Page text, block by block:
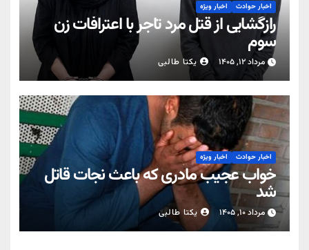
اخبار حوادث اخبار ویژه
رازگشایی از قتل مرد تاجر با اعترافات زن
سوم
مرداد ۱۲, ۱۴۰۵ یکتا طالبی
اخبار حوادث اخبار ویژه
خواب عجیب مادری که باعث نجات قاتل
شد
مرداد ۱۰, ۱۴۰۵ یکتا طالبی